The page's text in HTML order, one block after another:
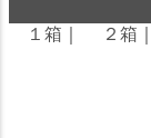
１箱 ２箱